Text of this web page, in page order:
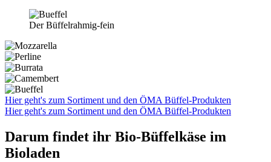
Der Büffelrahmig-fein
Hier geht's zum Sortiment und den ÖMA Büffel-Produkten
Hier geht's zum Sortiment und den ÖMA Büffel-Produkten
Darum findet ihr Bio-Büffelkäse im
Bioladen